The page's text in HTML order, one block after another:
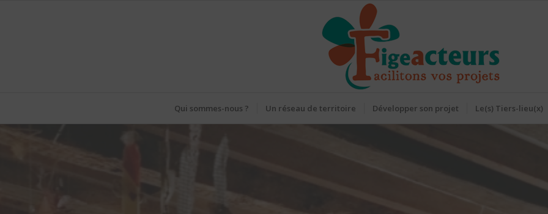
Qui sommes-nous ? Un réseau de territoire Développer son projet Le(s) Tiers-lieu(x)